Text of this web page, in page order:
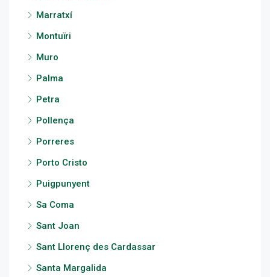
Marratxí
Montuïri
Muro
Palma
Petra
Pollença
Porreres
Porto Cristo
Puigpunyent
Sa Coma
Sant Joan
Sant Llorenç des Cardassar
Santa Margalida